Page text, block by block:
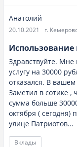
Анатолий
20.10.2021 г.
Использование
Здравствуйте.
услугу на 30000
отказался. В
Заметил в сотике ,
сумма больше
октября ( сегодня)
улице Патриотов...
Вклады